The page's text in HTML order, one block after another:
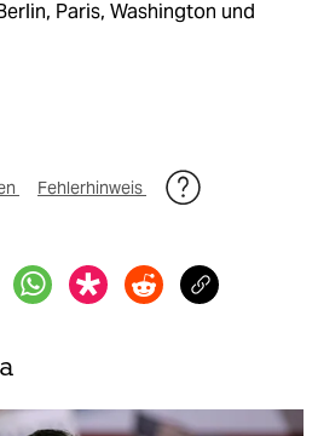
Paris, Washington und
Fehlerhinweis